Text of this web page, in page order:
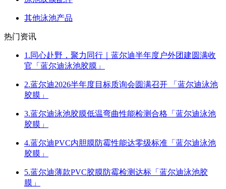
其他泳池产品
热门资讯
1.同心赴野，聚力同行｜蓝尔迪半年度户外团建圆满收
官「蓝尔迪泳池胶膜」
2.蓝尔迪2026半年度目标质询会圆满召开 「蓝尔迪泳池
胶膜」
3.蓝尔迪泳池胶膜低温弯曲性能检测合格「蓝尔迪泳池
胶膜」
4.蓝尔迪PVC内胆膜防霉性能达零级标准「蓝尔迪泳池
胶膜」
5.蓝尔迪薄款PVC胶膜防霉检测达标「蓝尔迪泳池胶
膜」